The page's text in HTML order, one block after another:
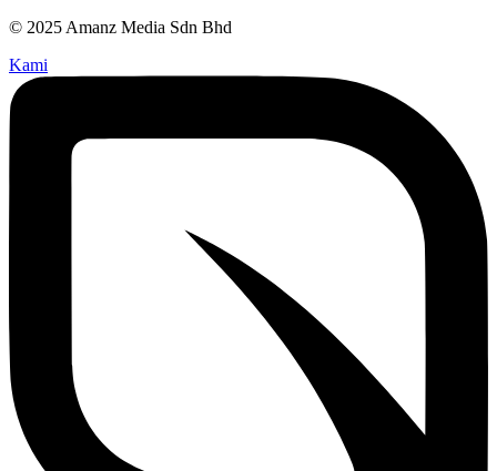
© 2025 Amanz Media Sdn Bhd
Kami